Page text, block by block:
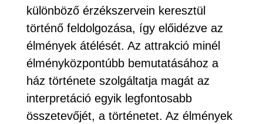
különböző érzékszervein keresztül
történő feldolgozása, így előidézve az
élmények átélését. Az attrakció minél
élményközpontúbb bemutatásához a
ház története szolgáltatja magát az
interpretáció egyik legfontosabb
összetevőjét, a történetet. Az élmények